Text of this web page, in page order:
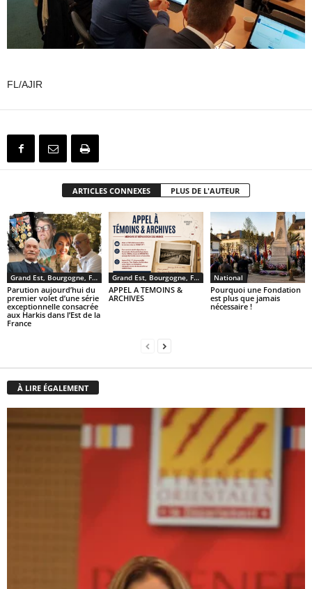
FL/AJIR
ARTICLES CONNEXES PLUS DE L'AUTEUR
Grand Est, Bourgogne, Franche Comté
Parution aujourd’hui du
premier volet d’une série
exceptionnelle consacrée
aux Harkis dans l’Est de la
France
Grand Est, Bourgogne, Franche Comté
APPEL A TEMOINS &
ARCHIVES
National
Pourquoi une Fondation
est plus que jamais
nécessaire !
À LIRE ÉGALEMENT